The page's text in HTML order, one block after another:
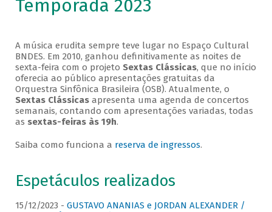
Temporada 2023
A música erudita sempre teve lugar no Espaço Cultural
BNDES. Em 2010, ganhou definitivamente as noites de
sexta-feira com o projeto Sextas Clássicas, que no início
oferecia ao público apresentações gratuitas da
Orquestra Sinfônica Brasileira (OSB). Atualmente, o
Sextas Clássicasapresenta uma agenda de concertos
semanais, contando com apresentações variadas, todas
as sextas-feiras às 19h.
Saiba como funciona a reserva de ingressos.
Espetáculos realizados
15/12/2023 - GUSTAVO ANANIAS e JORDAN ALEXANDER /